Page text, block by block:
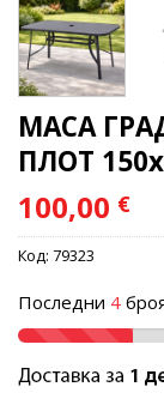
МАСА
ПЛОТ
100,00 €
Код: 79323
Последни 4